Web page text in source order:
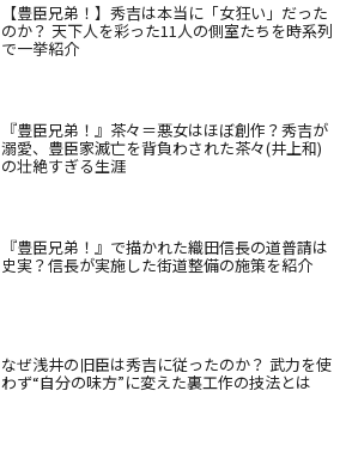
【豊臣兄弟！】秀吉は本当に「女狂い」だった
のか？ 天下人を彩った11人の側室たちを時系列
で一挙紹介
『豊臣兄弟！』茶々＝悪女はほぼ創作？秀吉が
溺愛、豊臣家滅亡を背負わされた茶々(井上和)
の壮絶すぎる生涯
『豊臣兄弟！』で描かれた織田信長の道普請は
史実？信長が実施した街道整備の施策を紹介
なぜ浅井の旧臣は秀吉に従ったのか？ 武力を使
わず“自分の味方”に変えた裏工作の技法とは